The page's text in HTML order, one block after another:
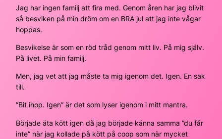
Jag har ingen familj att fira med. Genom åren har jag blivit
så besviken på min dröm om en BRA jul att jag inte vågar
hoppas.
Besvikelse är som en röd tråd genom mitt liv. På mig själv.
På livet. På min familj.
Men, jag vet att jag måste ta mig igenom det. Igen. En sak
till.
”Bit ihop. Igen” är det som lyser igenom i mitt mantra.
Började äta kött igen då jag började känna samma ”du får
inte” när jag kollade på kött på coop som när mycket